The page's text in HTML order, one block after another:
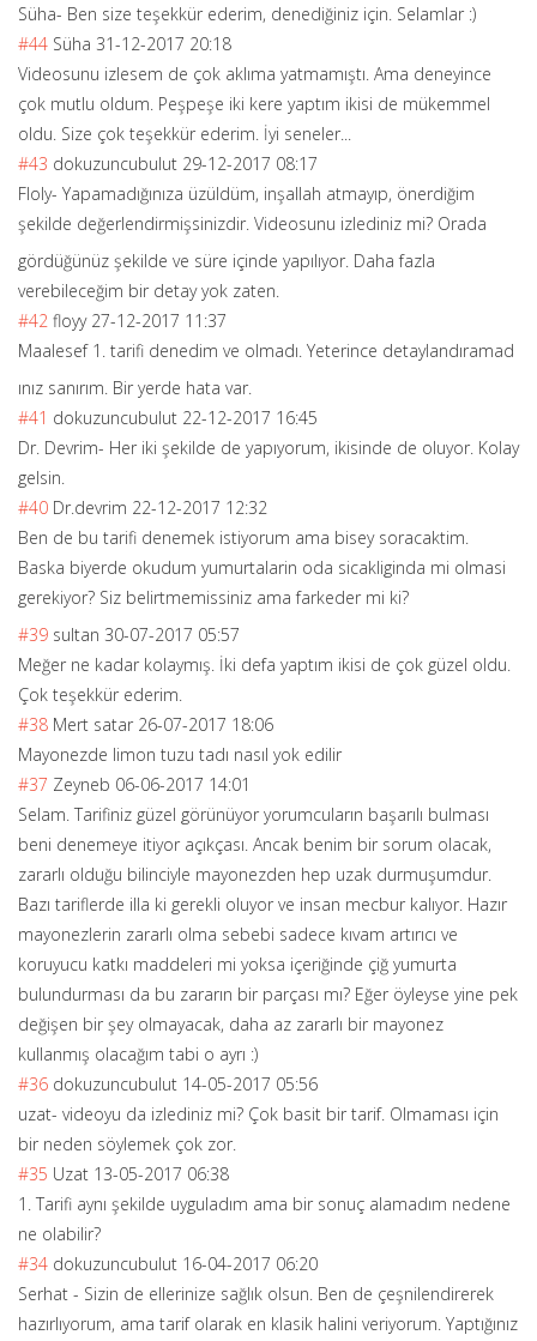
Süha- Ben size teşekkür ederim, denediğiniz için. Selamlar :)
#44 Süha 31-12-2017 20:18
Videosunu izlesem de çok aklıma yatmamıştı. Ama deneyince
çok mutlu oldum. Peşpeşe iki kere yaptım ikisi de mükemmel
oldu. Size çok teşekkür ederim. İyi seneler...
#43 dokuzuncubulut 29-12-2017 08:17
Floly- Yapamadığınıza üzüldüm, inşallah atmayıp, önerdiğim
şekilde değerlendirmişsinizdir. Videosunu izlediniz mi? Orada
gördüğünüz şekilde ve süre içinde yapılıyor. Daha fazla
verebileceğim bir detay yok zaten.
#42 floyy 27-12-2017 11:37
Maalesef 1. tarifi denedim ve olmadı. Yeterince detaylandıramad
ınız sanırım. Bir yerde hata var.
#41 dokuzuncubulut 22-12-2017 16:45
Dr. Devrim- Her iki şekilde de yapıyorum, ikisinde de oluyor. Kolay
gelsin.
#40 Dr.devrim 22-12-2017 12:32
Ben de bu tarifi denemek istiyorum ama bisey soracaktim.
Baska biyerde okudum yumurtalarin oda sicakliginda mi olmasi
gerekiyor? Siz belirtmemissiniz ama farkeder mi ki?
#39 sultan 30-07-2017 05:57
Meğer ne kadar kolaymış. İki defa yaptım ikisi de çok güzel oldu.
Çok teşekkür ederim.
#38 Mert satar 26-07-2017 18:06
Mayonezde limon tuzu tadı nasıl yok edilir
#37 Zeyneb 06-06-2017 14:01
Selam. Tarifiniz güzel görünüyor yorumcuların başarılı bulması
beni denemeye itiyor açıkçası. Ancak benim bir sorum olacak,
zararlı olduğu bilinciyle mayonezden hep uzak durmuşumdur.
Bazı tariflerde illa ki gerekli oluyor ve insan mecbur kalıyor. Hazır
mayonezlerin zararlı olma sebebi sadece kıvam artırıcı ve
koruyucu katkı maddeleri mi yoksa içeriğinde çiğ yumurta
bulundurması da bu zararın bir parçası mı? Eğer öyleyse yine pek
değişen bir şey olmayacak, daha az zararlı bir mayonez
kullanmış olacağım tabi o ayrı :)
#36 dokuzuncubulut 14-05-2017 05:56
uzat- videoyu da izlediniz mi? Çok basit bir tarif. Olmaması için
bir neden söylemek çok zor.
#35 Uzat 13-05-2017 06:38
1. Tarifi aynı şekilde uyguladım ama bir sonuç alamadım nedene
ne olabilir?
#34 dokuzuncubulut 16-04-2017 06:20
Serhat - Sizin de ellerinize sağlık olsun. Ben de çeşnilendirerek
hazırlıyorum, ama tarif olarak en klasik halini veriyorum. Yaptığınız